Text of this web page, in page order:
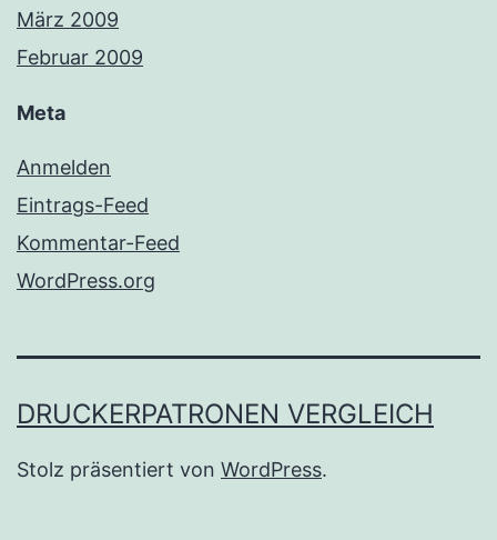
März 2009
Februar 2009
Meta
Anmelden
Eintrags-Feed
Kommentar-Feed
WordPress.org
DRUCKERPATRONEN VERGLEICH
Stolz präsentiert von WordPress.